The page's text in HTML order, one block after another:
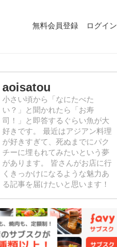
無料会員登録 ログイン
aoisatou
小さい頃から「なにたべた
い？」と聞かれたら「お寿
司！」と即答するぐらい魚が大
好きです。 最近はアジアン料理
が好きすぎて、死ぬまでにパク
チーに埋もれてみたいという夢
があります。 皆さんがお店に行
くきっかけになるような魅力あ
る記事を届けたいと思います！